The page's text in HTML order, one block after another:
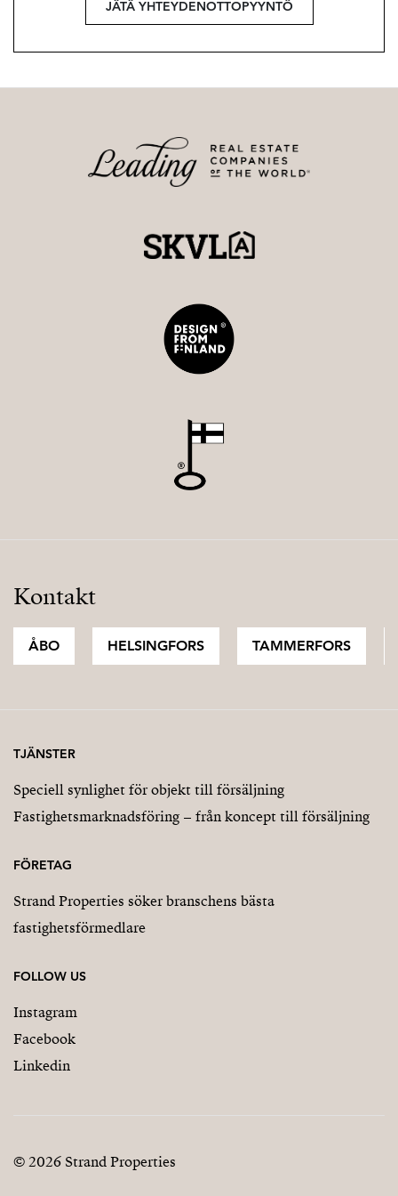
JÄTÄ YHTEYDENOTTOPYYNTÖ
Myynti / Försäljning / Sales
LKV, KTM, Partner
Kontakt
ÅBO HELSINGFORS TAMMERFORS
TJÄNSTER
Speciell synlighet för objekt till försäljning
Fastighetsmarknadsföring – från koncept till försäljning
FÖRETAG
Strand Properties söker branschens bästa
fastighetsförmedlare
FOLLOW US
Instagram
Facebook
Linkedin
© 2026 Strand Properties